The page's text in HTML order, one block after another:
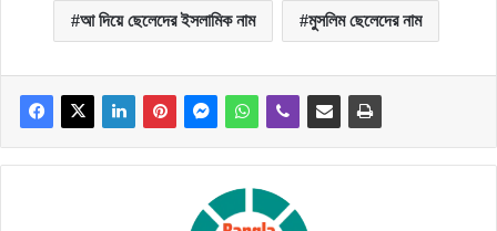
আ দিয়ে ছেলেদের ইসলামিক নাম মুসলিম ছেলেদের নাম